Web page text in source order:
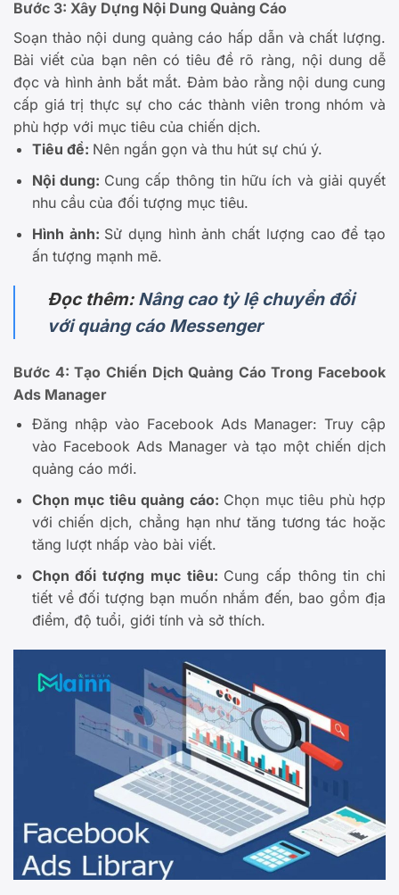
Bước 3: Xây Dựng Nội Dung Quảng Cáo
Soạn thảo nội dung quảng cáo hấp dẫn và chất lượng.
Bài viết của bạn nên có tiêu đề rõ ràng, nội dung dễ
đọc và hình ảnh bắt mắt. Đảm bảo rằng nội dung cung
cấp giá trị thực sự cho các thành viên trong nhóm và
phù hợp với mục tiêu của chiến dịch.
Tiêu đề: Nên ngắn gọn và thu hút sự chú ý.
Nội dung: Cung cấp thông tin hữu ích và giải quyết
nhu cầu của đối tượng mục tiêu.
Hình ảnh: Sử dụng hình ảnh chất lượng cao để tạo
ấn tượng mạnh mẽ.
Đọc thêm: Nâng cao tỷ lệ chuyển đổi
với quảng cáo Messenger
Bước 4: Tạo Chiến Dịch Quảng Cáo Trong Facebook
Ads Manager
Đăng nhập vào Facebook Ads Manager: Truy cập
vào Facebook Ads Manager và tạo một chiến dịch
quảng cáo mới.
Chọn mục tiêu quảng cáo: Chọn mục tiêu phù hợp
với chiến dịch, chẳng hạn như tăng tương tác hoặc
tăng lượt nhấp vào bài viết.
Chọn đối tượng mục tiêu: Cung cấp thông tin chi
tiết về đối tượng bạn muốn nhắm đến, bao gồm địa
điểm, độ tuổi, giới tính và sở thích.